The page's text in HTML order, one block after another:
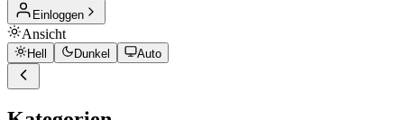
Einloggen
Ansicht
Hell Dunkel Auto